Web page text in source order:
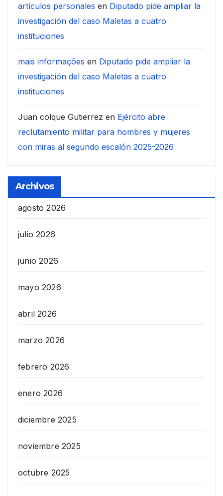
artículos personales en Diputado pide ampliar la
investigación del caso Maletas a cuatro
instituciones
mais informações en Diputado pide ampliar la
investigación del caso Maletas a cuatro
instituciones
Juan colque Gutierrez en Ejército abre
reclutamiento militar para hombres y mujeres
con miras al segundo escalón 2025-2026
Archivos
agosto 2026
julio 2026
junio 2026
mayo 2026
abril 2026
marzo 2026
febrero 2026
enero 2026
diciembre 2025
noviembre 2025
octubre 2025